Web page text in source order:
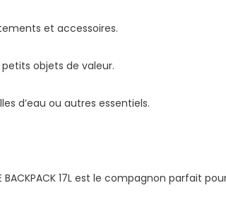
et accessoires.
objets de valeur.
d’eau ou autres essentiels.
17L est le compagnon parfait